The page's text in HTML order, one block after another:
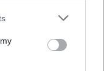
reagendo
… Pensa che